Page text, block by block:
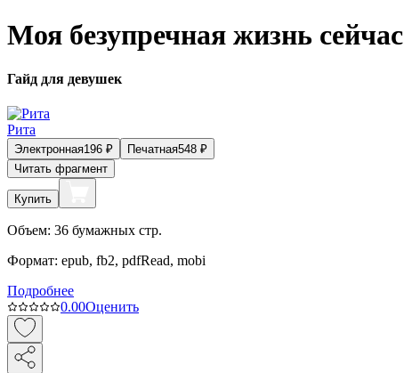
Моя безупречная жизнь сейчас
Гайд для девушек
Рита
Электронная196 ₽ Печатная548 ₽
Читать фрагмент
Купить
Объем: 36 бумажных стр.
Формат: epub, fb2, pdfRead, mobi
Подробнее
0.00Оценить